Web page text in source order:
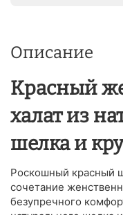
Описание
Красный
халат из
шелка и
Роскошный красный
сочетание
безупречного